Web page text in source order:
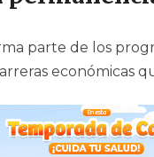
parte de los
económicas